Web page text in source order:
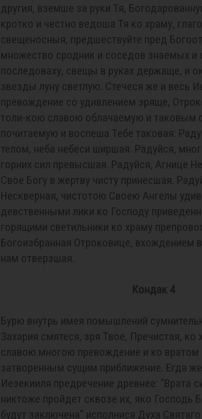
другия, вземше за руки Тя,
кротко и честно ведоша Тя ко храму,
свещеносныя, предшествуйте пред
множество сродник и соседов знаемых и
последоваху, свещы в руках держаще, и
звезды луну светлую. Стечеся же и весь
превождение со удивлением зряще,
толи-кою славою облачаемую и таковым
почитаемую и воспеша Тебе таковая:
телом, неба небеси ширшая. Радуйся,
горних сил превысшая. Радуйся, Агнице
Свое Богу в жертву чисту принесшая.
Нескверная, чистотою Своею Ангелы
девственными лики ко Господу
горящими светильники ко храму
Богоизбранная Отроковице, вхождением
нам отверзшая.
Кондак 4
Бурю внутрь имея помышлений
Захария смятеся, зря Твое, Пречистая,
славою многою превождение и ко вратом
затворенным сущим приближение. Егда
Иезекииля предречение древнее: "Врата
никтоже пройдет сквозе их, яко Господь
будут заключена" исполнися Духа